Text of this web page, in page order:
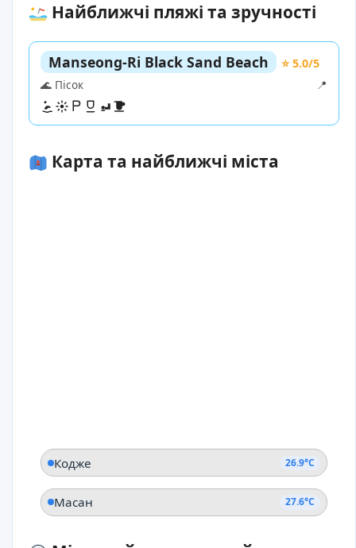
Найближчі пляжі та зручності
Manseong-Ri Black Sand Beach
⭐ 5.0/5
🌊 Пісок
📍
Карта та найближчі міста
Кодже 26.9°C
Масан 27.6°C